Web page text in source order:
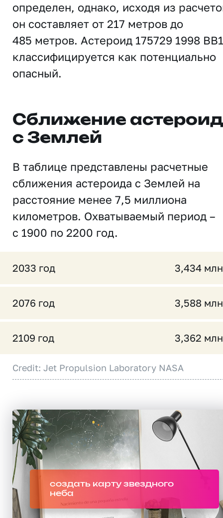
определен, однако, исходя из
он составляет от 217 метров до
485 метров. Астероид 175729 1998
классифицируется как потенциально
опасный.
Сближение
с Землей
В таблице представлены расчетные
сближения астероида с Землей на
расстояние менее 7,5 миллиона
километров. Охватываемый период –
с 1900 по 2200 год.
2033 год 3,434
2076 год 3,588
2109 год 3,362
Credit: Jet Propulsion Laboratory NASA
создать карту звездного
неба